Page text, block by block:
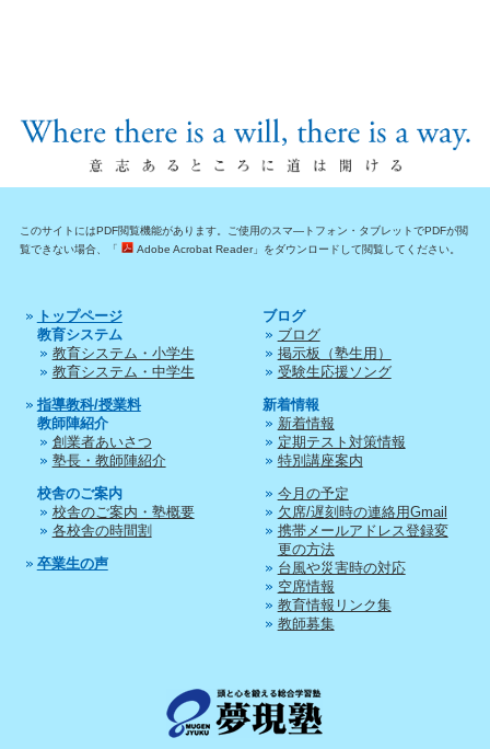
このサイトにはPDF閲覧機能があります。ご使用のスマ―トフォン・タブレットでPDFが閲
覧できない場合、「
Adobe Acrobat Reader」をダウンロードして閲覧してください。
トップページ
教育システム
教育システム・小学生
教育システム・中学生
指導教科/授業料
教師陣紹介
創業者あいさつ
塾長・教師陣紹介
校舎のご案内
校舎のご案内・塾概要
各校舎の時間割
卒業生の声
ブログ
ブログ
掲示板（塾生用）
受験生応援ソング
新着情報
新着情報
定期テスト対策情報
特別講座案内
今月の予定
欠席/遅刻時の連絡用Gmail
携帯メールアドレス登録変
更の方法
台風や災害時の対応
空席情報
教育情報リンク集
教師募集